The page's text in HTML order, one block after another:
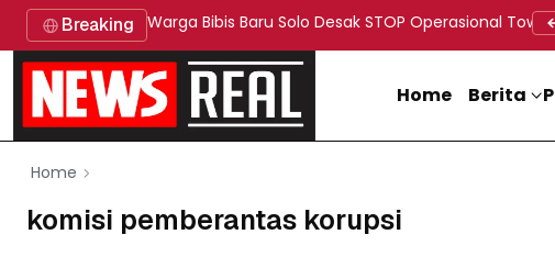
Breaking Warga Bibis Baru Solo Desak STOP Operasional
Home Berita
Home
komisi pemberantas korupsi